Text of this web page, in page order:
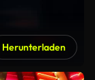
Herunterladen